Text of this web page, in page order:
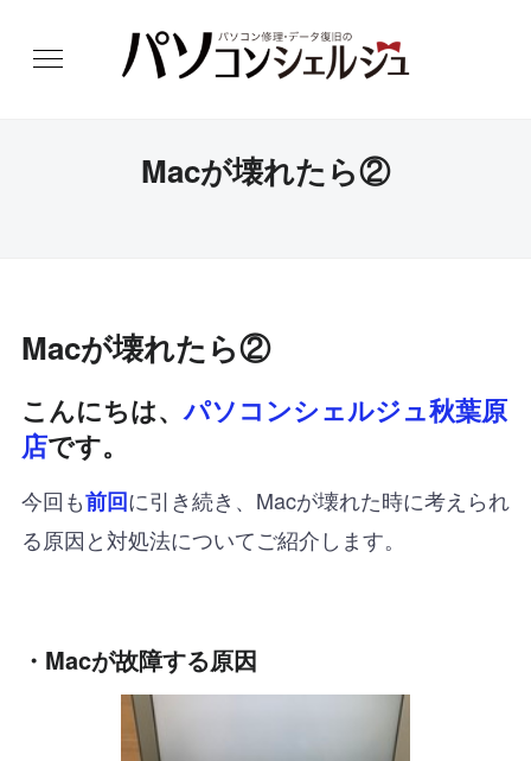
Macが壊れたら②
Macが壊れたら②
こんにちは、パソコンシェルジュ秋葉原
店です。
今回も前回に引き続き、Macが壊れた時に考えられ
る原因と対処法についてご紹介します。
・Macが故障する原因